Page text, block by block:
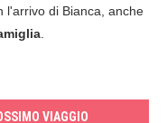
l'arrivo di Bianca, anche
.
VIAGGIO